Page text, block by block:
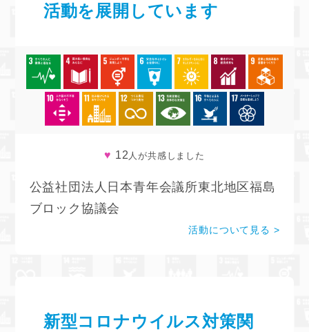
活動を展開しています
♥ 12 人が共感しました
公益社団法人日本青年会議所東北地区福島
ブロック協議会
活動について見る
新型コロナウイルス対策関